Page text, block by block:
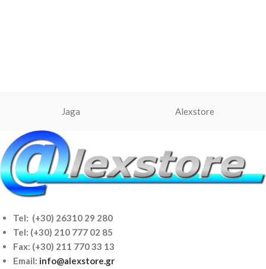
Jaga Alexstore
Tel: (+30) 26310 29 280
Tel: (+30) 210 777 02 85
Fax: (+30) 211 770 33 13
Email: info@alexstore.gr